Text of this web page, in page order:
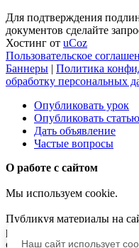
Для подтверждения
документов сделайте
Хостинг от uCoz
Пользовательское
Баннеры | Политика
обработку персональных
Опубликовать урок
Опубликовать статью
Дать объявление
Частые вопросы
О работе с сайтом
Мы используем cookie.
Публикуя материалы на
разработки и др.),
ответственность за
Наш сайт использует